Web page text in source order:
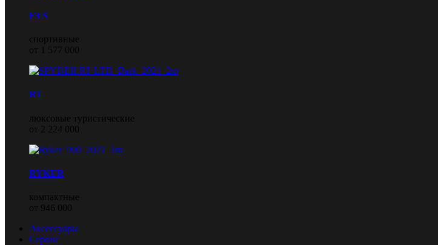
F3 S
спортивные
от 1 577 000
RT
люксовые туристические
от 2 224 000
RYKER
компактные
от 946 000
Аксессуары
Сервис